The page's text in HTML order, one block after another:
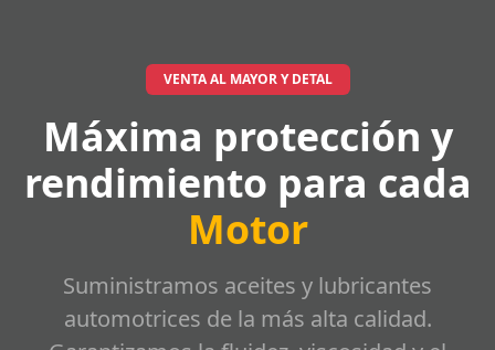
VENTA AL MAYOR Y DETAL
Máxima protección y
rendimiento para cada
Motor
Suministramos aceites y lubricantes
automotrices de la más alta calidad.